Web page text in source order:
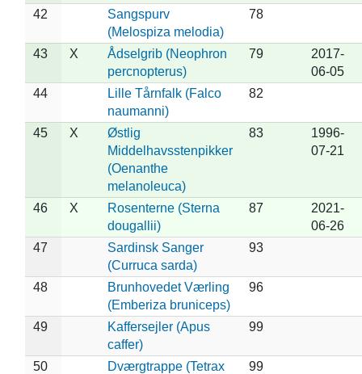
42
Sangspurv
(Melospiza melodia)
78
43 X
Ådselgrib (Neophron
percnopterus)
79
2017-
06-05
44
Lille Tårnfalk (Falco
naumanni)
82
45 X
Østlig
Middelhavsstenpikker
(Oenanthe
melanoleuca)
83
1996-
07-21
46 X
Rosenterne (Sterna
dougallii)
87
2021-
06-26
47
Sardinsk Sanger
(Curruca sarda)
93
48
Brunhovedet Værling
(Emberiza bruniceps)
96
49
Kaffersejler (Apus
caffer)
99
50
Dværgtrappe (Tetrax
99